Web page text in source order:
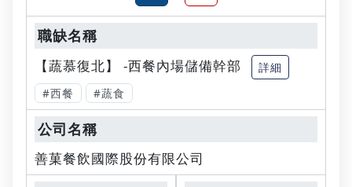
【蔬慕復北】 -西餐內場儲備幹部
詳細
#西餐
#蔬食
善菓餐飲國際股份有限公司